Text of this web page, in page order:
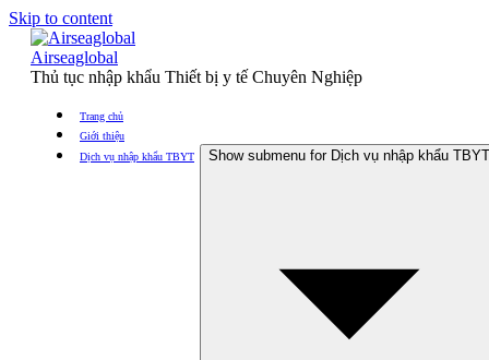
Skip to content
Airseaglobal
Thủ tục nhập khẩu Thiết bị y tế Chuyên Nghiệp
Trang chủ
Giới thiệu
Dịch vụ nhập khẩu TBYT
Show submenu for Dịch vụ nhập khẩu TBYT